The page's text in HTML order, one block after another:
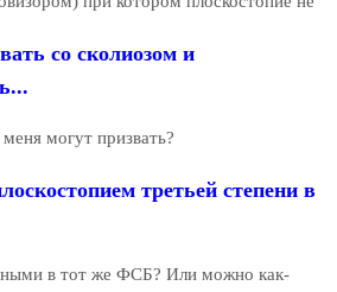
со сколиозом и
могут призвать?
третьей степени в
в тот же ФСБ? Или можно как-